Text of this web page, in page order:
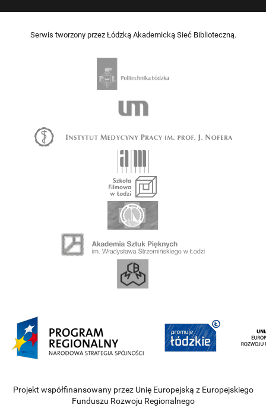
Serwis tworzony przez Łódzką Akademicką Sieć Biblioteczną.
Projekt współfinansowany przez Unię Europejską z Europejskiego
Funduszu Rozwoju Regionalnego